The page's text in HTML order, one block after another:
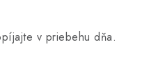
v priebehu dňa.